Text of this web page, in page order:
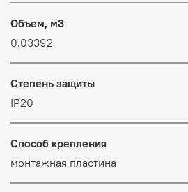
Объем, м3
0.03392
Степень защиты
IP20
Способ крепления
монтажная пластина